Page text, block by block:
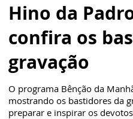
Hino da
confira os
gravação
O programa Bênção da
mostrando os bastidores da
preparar e inspirar os